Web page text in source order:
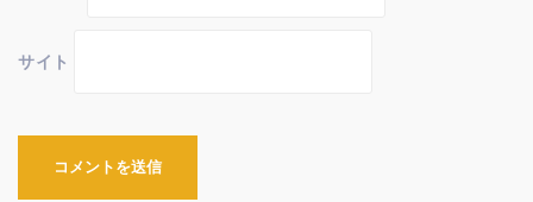
サイト